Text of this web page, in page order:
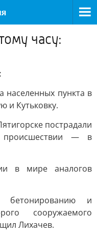
часу:
населенных пункта в
и Кутьковку.
пострадали
происшествии — в
в мире аналогов
и
сооружаемого
Лихачев.